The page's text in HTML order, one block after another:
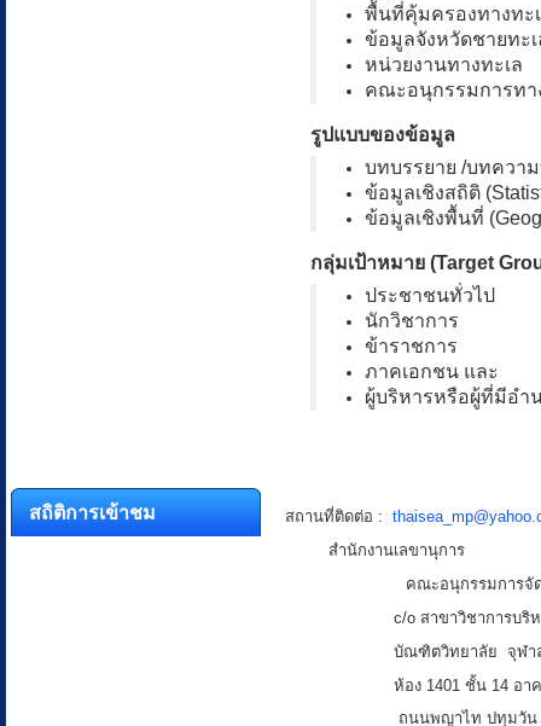
สถิติการเข้าชม
พื้นที่คุ้มครองทางทะ
ข้อมูลจังหวัดชายทะ
หน่วยงานทางทะเล
คณะอนุกรรมการทา
รูปแบบของข้อมูล
บทบรรยาย /บทความ
ข้อมูลเชิงสถิติ
ข้อมูลเชิงพื้นที่
กลุ่มเป้าหมาย (Target
ประชาชนทั่วไป
นักวิชาการ
ข้าราชการ
ภาคเอกชน และ
ผู้บริหารหรือผู้ที่มีอำ
สถานที่ติดต่อ :
สำนักงานเลขานุการ
คณะอนุกรรมการจัดการควา
c/o สาขาวิชาการบริ
บัณฑิตวิทยาลัย จุฬา
ห้อง 1401 ชั้น 14 อา
ถนนพญาไท ปทุมวัน